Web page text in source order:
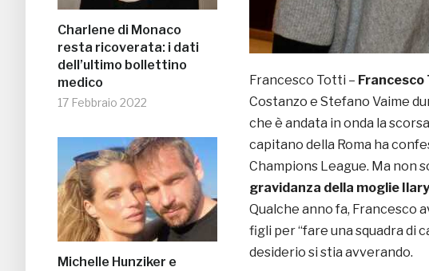
Charlene di Monaco
resta ricoverata: i dati
dell’ultimo bollettino
medico
17 Febbraio 2022
Michelle Hunziker e
Francesco Totti –
Costanzo e Stefano Vaime
che è andata in onda la
capitano della Roma ha
Champions League. Ma non
gravidanza della moglie
Qualche anno fa, Francesco
figli per “fare una squadra di
desiderio si stia avverando.